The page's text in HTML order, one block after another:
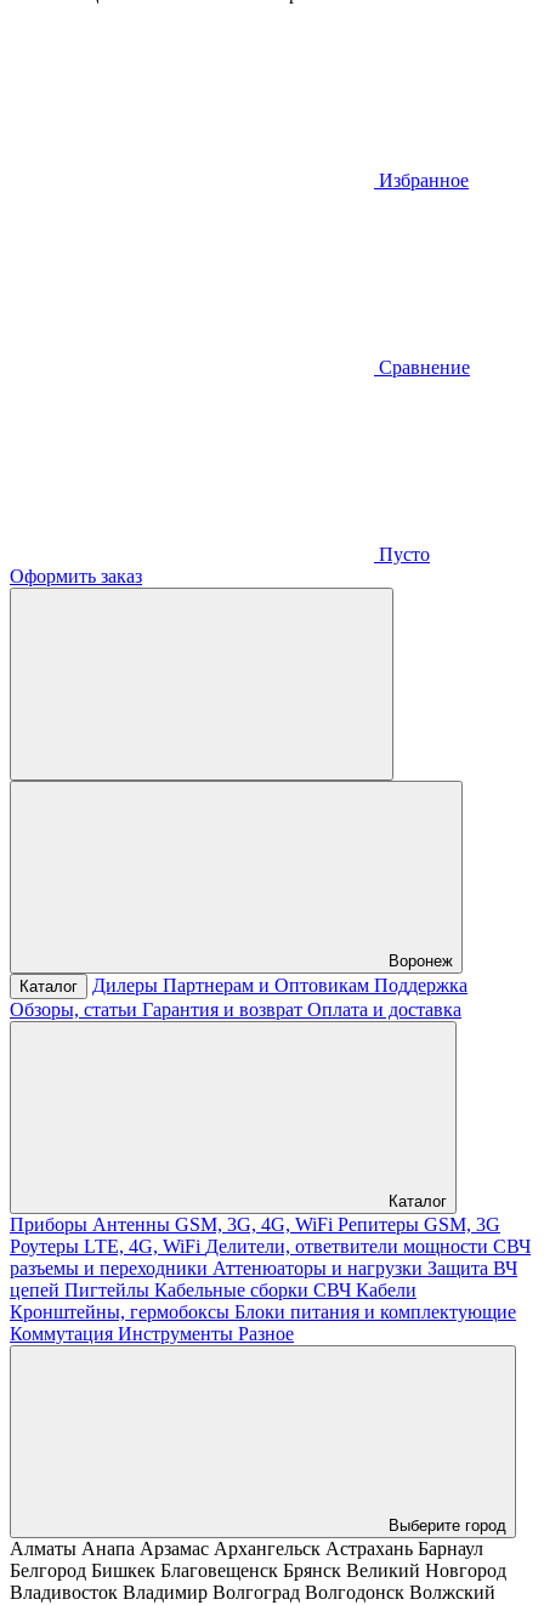
Избранное
Сравнение
Пусто
Оформить заказ
Воронеж
Каталог
Дилеры Партнерам и Оптовикам Поддержка
Обзоры, статьи Гарантия и возврат Оплата и доставка
Каталог
Приборы Антенны GSM, 3G, 4G, WiFi Репитеры GSM, 3G
Роутеры LTE, 4G, WiFi Делители, ответвители мощности СВЧ
разъемы и переходники Аттенюаторы и нагрузки Защита ВЧ
цепей Пигтейлы Кабельные сборки СВЧ Кабели
Кронштейны, гермобоксы Блоки питания и комплектующие
Коммутация Инструменты Разное
Выберите город
Алматы Анапа Арзамас Архангельск Астрахань Барнаул
Белгород Бишкек Благовещенск Брянск Великий Новгород
Владивосток Владимир Волгоград Волгодонск Волжский